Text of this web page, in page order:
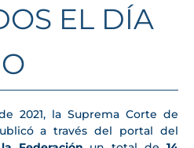
EL DÍA
2021, la Suprema Corte de
a través del portal del